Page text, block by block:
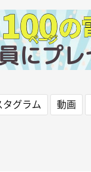
グラム 動画